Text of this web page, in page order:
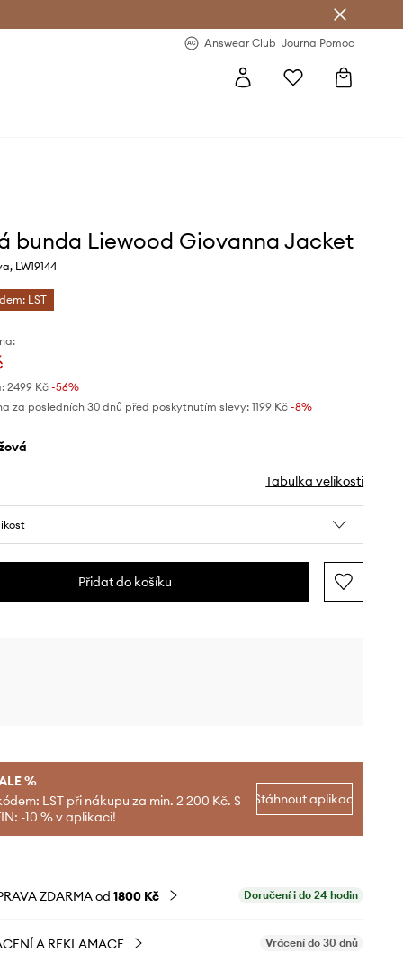
Answear Club JournalPomoc
bunda Liewood Giovanna Jacket
LW19144
LST
2499 Kč-56%
za posledních 30 dnů před poskytnutím slevy: 1199 Kč -8%
Tabulka velikosti
Přidat do košíku
%
LST při nákupu za min. 2 200 Kč. S
-10 % v aplikaci!
Stáhnout aplikaci
ZDARMA od 1800 Kč Doručení i do 24 hodin
A REKLAMACE Vrácení do 30 dnů